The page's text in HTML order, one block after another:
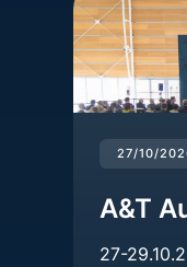
27/10/
A&T
27-